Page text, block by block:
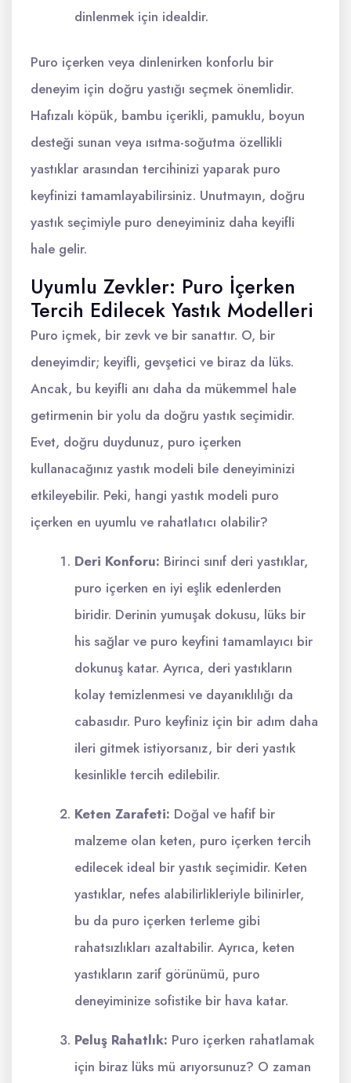
dinlenmek için idealdir.
Puro içerken veya dinlenirken konforlu bir
deneyim için doğru yastığı seçmek önemlidir.
Hafızalı köpük, bambu içerikli, pamuklu, boyun
desteği sunan veya ısıtma-soğutma özellikli
yastıklar arasından tercihinizi yaparak puro
keyfinizi tamamlayabilirsiniz. Unutmayın, doğru
yastık seçimiyle puro deneyiminiz daha keyifli
hale gelir.
Uyumlu Zevkler: Puro İçerken
Tercih Edilecek Yastık Modelleri
Puro içmek, bir zevk ve bir sanattır. O, bir
deneyimdir; keyifli, gevşetici ve biraz da lüks.
Ancak, bu keyifli anı daha da mükemmel hale
getirmenin bir yolu da doğru yastık seçimidir.
Evet, doğru duydunuz, puro içerken
kullanacağınız yastık modeli bile deneyiminizi
etkileyebilir. Peki, hangi yastık modeli puro
içerken en uyumlu ve rahatlatıcı olabilir?
Deri Konforu: Birinci sınıf deri yastıklar,
puro içerken en iyi eşlik edenlerden
biridir. Derinin yumuşak dokusu, lüks bir
his sağlar ve puro keyfini tamamlayıcı bir
dokunuş katar. Ayrıca, deri yastıkların
kolay temizlenmesi ve dayanıklılığı da
cabasıdır. Puro keyfiniz için bir adım daha
ileri gitmek istiyorsanız, bir deri yastık
kesinlikle tercih edilebilir.
Keten Zarafeti: Doğal ve hafif bir
malzeme olan keten, puro içerken tercih
edilecek ideal bir yastık seçimidir. Keten
yastıklar, nefes alabilirlikleriyle bilinirler,
bu da puro içerken terleme gibi
rahatsızlıkları azaltabilir. Ayrıca, keten
yastıkların zarif görünümü, puro
deneyiminize sofistike bir hava katar.
Peluş Rahatlık: Puro içerken rahatlamak
için biraz lüks mü arıyorsunuz? O zaman